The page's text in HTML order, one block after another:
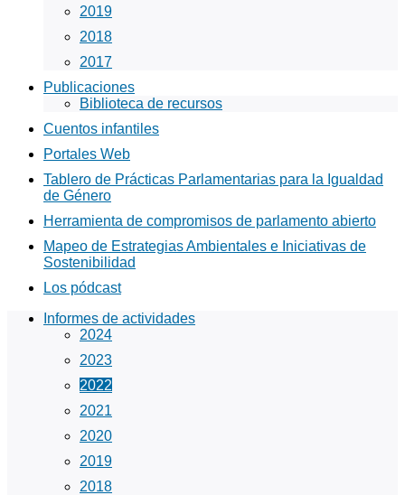
2019
2018
2017
Publicaciones
Biblioteca de recursos
Cuentos infantiles
Portales Web
Tablero de Prácticas Parlamentarias para la Igualdad
de Género
Herramienta de compromisos de parlamento abierto
Mapeo de Estrategias Ambientales e Iniciativas de
Sostenibilidad
Los pódcast
Informes de actividades
2024
2023
2022
2021
2020
2019
2018